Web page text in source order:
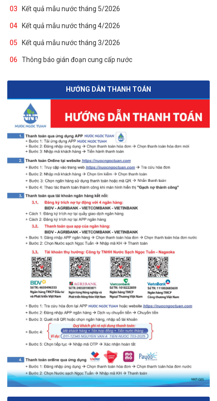
03 Kết quả mẫu nước tháng 5/2026
04 Kết quả mẫu nước tháng 4/2026
05 Kết quả mẫu nước tháng 3/2026
06 Thông báo gián đoạn cung cấp nước
HƯỚNG DẪN THANH TOÁN